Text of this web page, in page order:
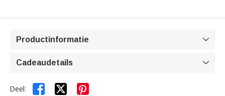
Productinformatie 
Cadeaudetails 
Deel:  